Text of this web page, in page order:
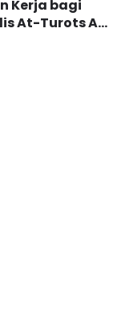
Kerja bagi
At-Turots Al-